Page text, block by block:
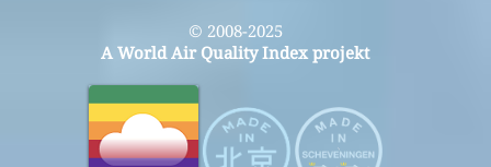
© 2008-2025
A World Air Quality Index projekt